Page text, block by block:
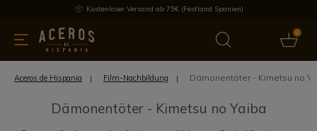
Kostenloser Versand ab 75€ (Festland Spanien)
0
Bietet Aktuelles Bestseller
Aceros de Hispania Film-Nachbildung Dämonentöter - Kimetsu no
Dämonentöter - Kimetsu no Yaiba